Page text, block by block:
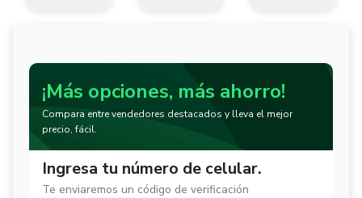
¡Más opciones, más ahorro!
Compara entre vendedores destacados y lleva el mejor
precio, fácil.
Ingresa tu número de celular.
Te enviaremos un código de verificación